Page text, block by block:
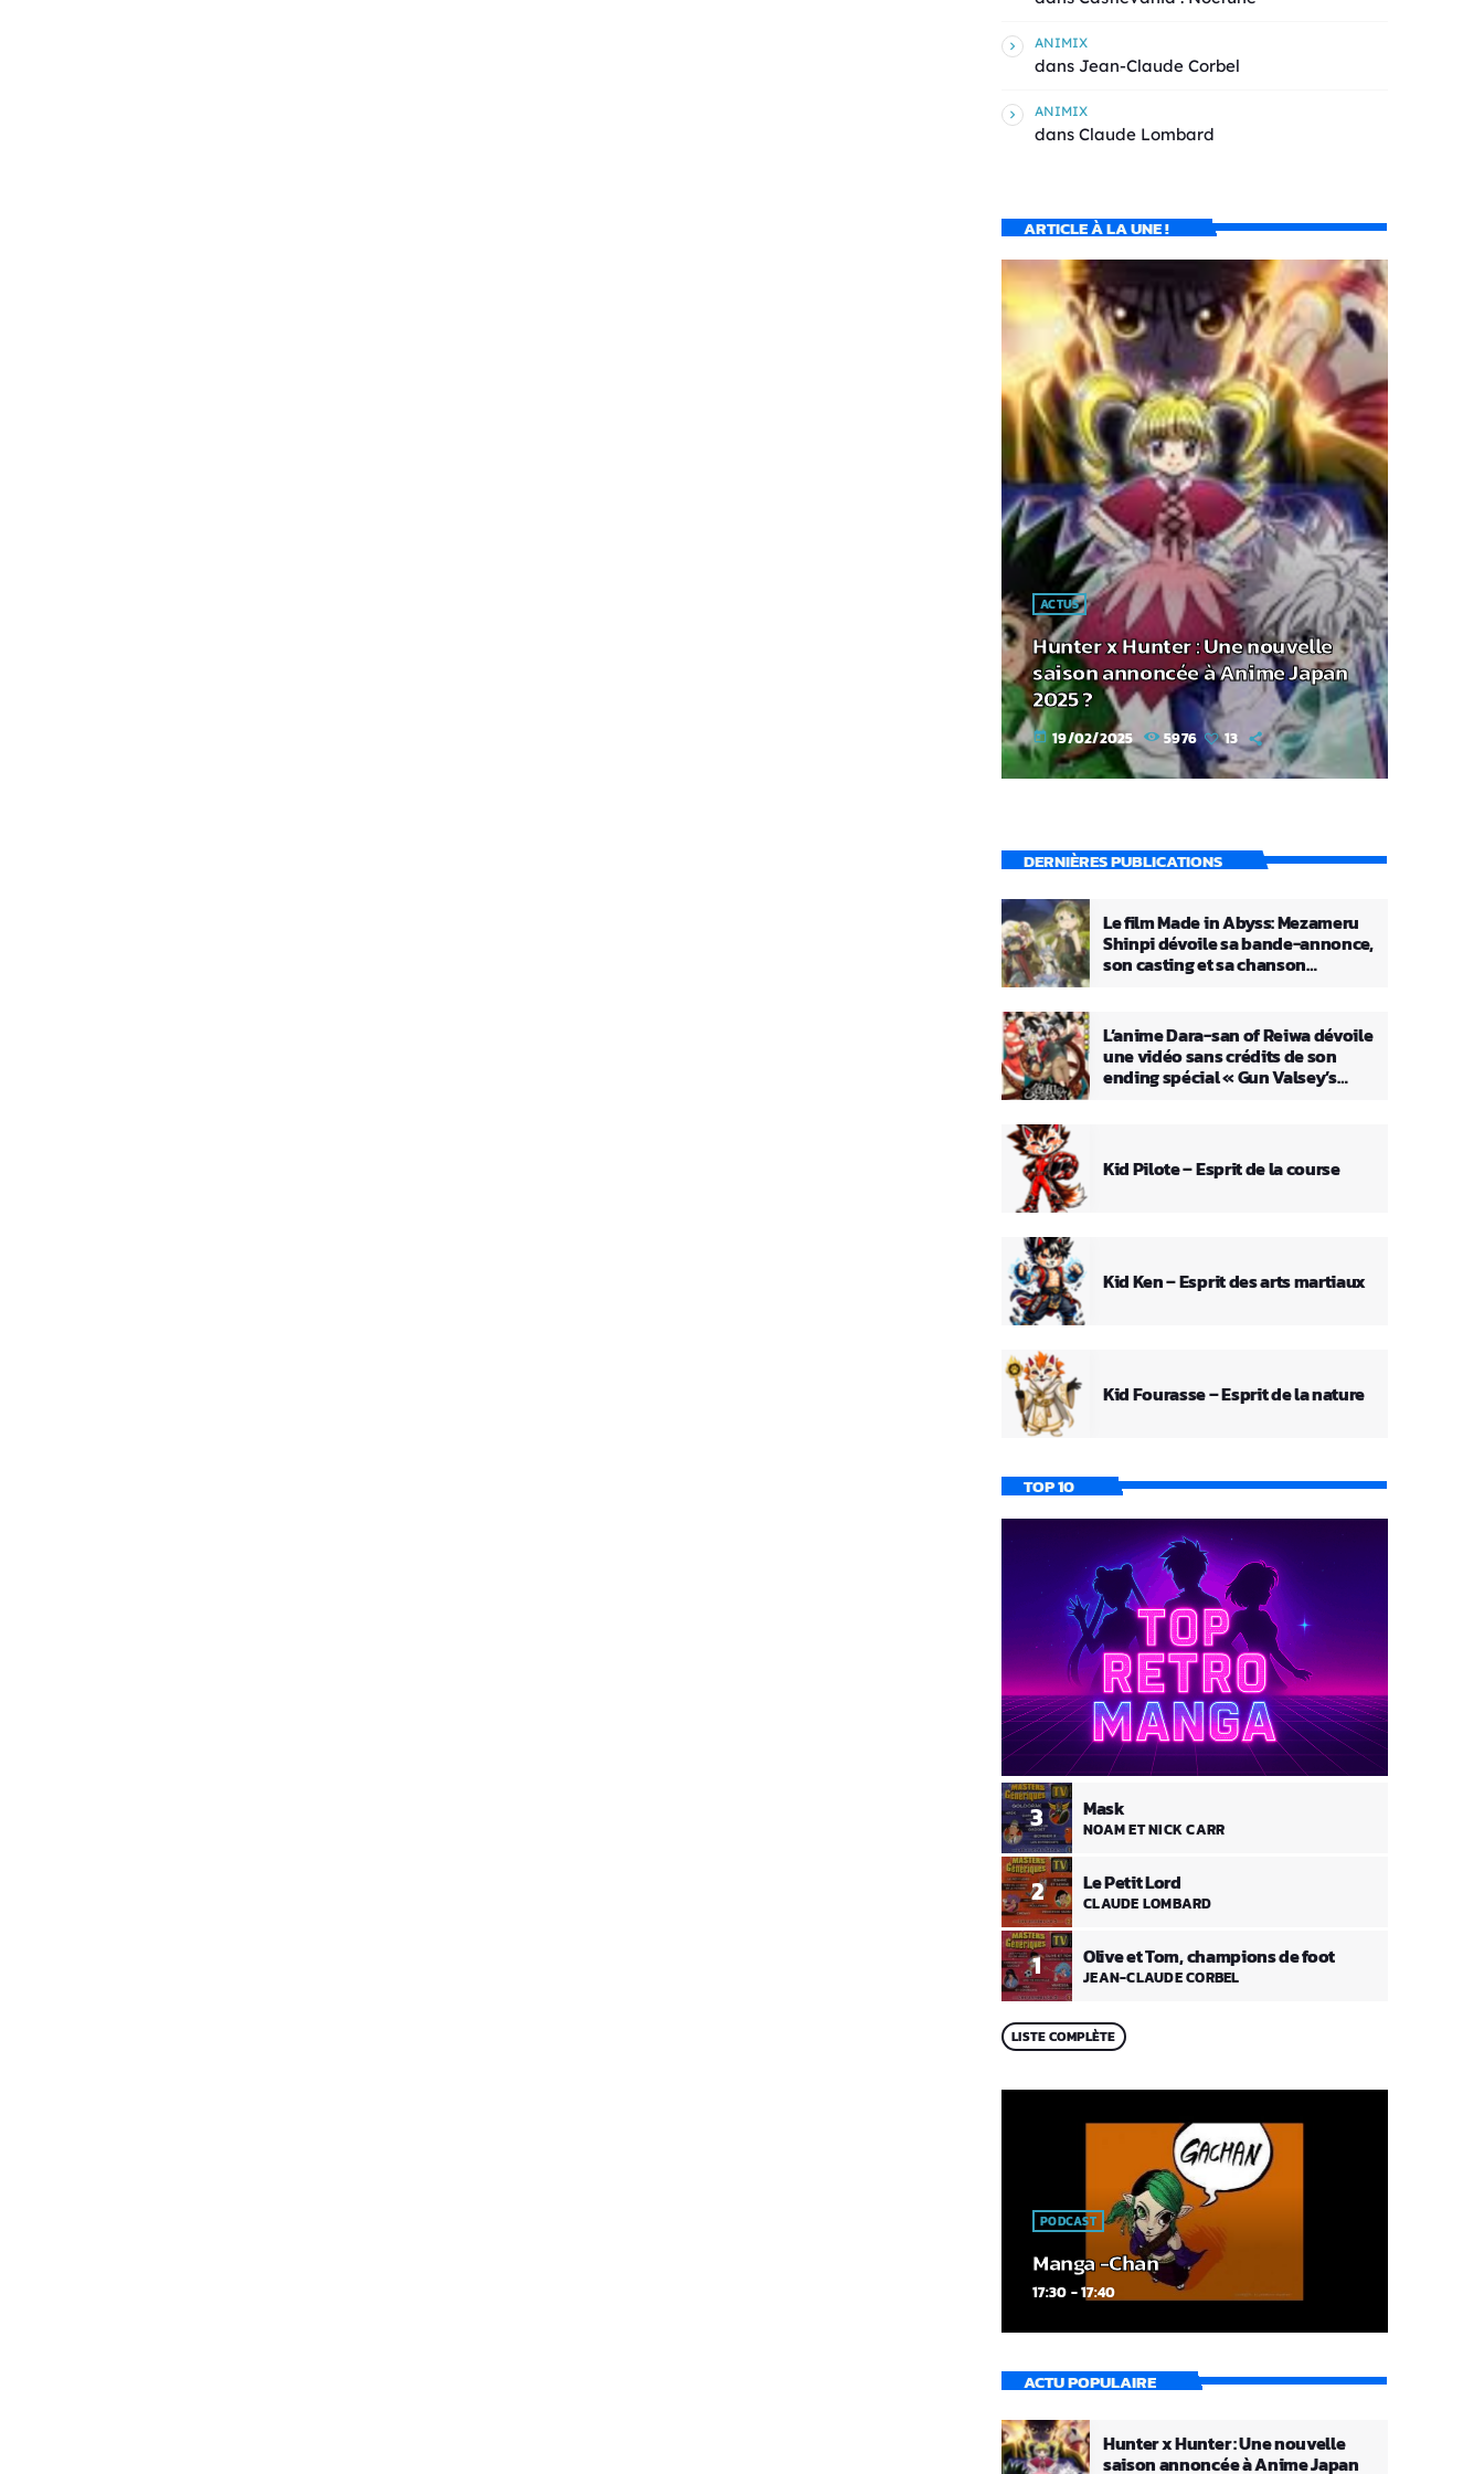
ANIMIX
dans Jean-Claude Corbel
ANIMIX
dans Claude Lombard
ARTICLE À LA UNE !
ACTUS
Hunter x Hunter : Une nouvelle
saison annoncée à Anime Japan
2025 ?
today 19/02/2025 5976 13
DERNIÈRES PUBLICATIONS
Le film Made in Abyss: Mezameru
Shinpi dévoile sa bande-annonce,
son casting et sa chanson
L’anime Dara-san of Reiwa dévoile
une vidéo sans crédits de son
ending spécial « Gun Valsey’s
Kid Pilote – Esprit de la course
Kid Ken – Esprit des arts martiaux
Kid Fourasse – Esprit de la nature
TOP 10
1 Olive et Tom, champions de foot
JEAN-CLAUDE CORBEL
2 Le Petit Lord
CLAUDE LOMBARD
3 Mask
NOAM ET NICK CARR
LISTE COMPLÈTE
PODCAST
Manga -Chan
17:30 - 17:40
ACTU POPULAIRE
Hunter x Hunter : Une nouvelle
saison annoncée à Anime Japan